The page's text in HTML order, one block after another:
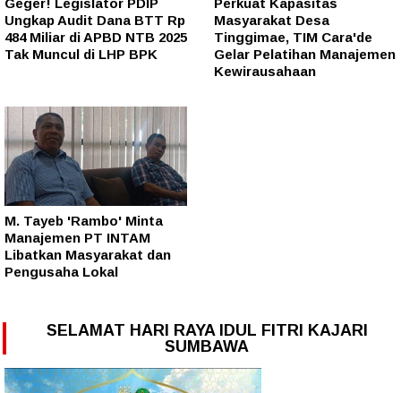
Ungkap Audit Dana BTT Rp
484 Miliar di APBD NTB 2025
Tak Muncul di LHP BPK
Masyarakat Desa
Tinggimae, TIM Cara'de
Gelar Pelatihan Manajemen
Kewirausahaan
M. Tayeb 'Rambo' Minta
Manajemen PT INTAM
Libatkan Masyarakat dan
Pengusaha Lokal
SELAMAT HARI RAYA IDUL FITRI KAJARI
SUMBAWA